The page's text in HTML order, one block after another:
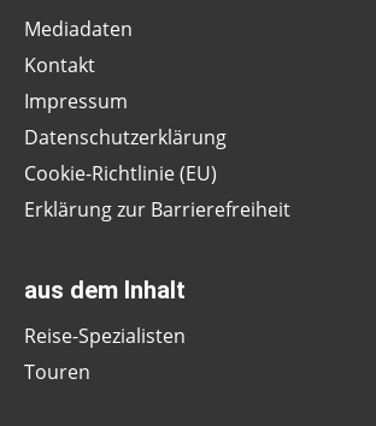
Mediadaten
Kontakt
Impressum
Datenschutzerklärung
Cookie-Richtlinie (EU)
Erklärung zur Barrierefreiheit
aus dem Inhalt
Reise-Spezialisten
Touren